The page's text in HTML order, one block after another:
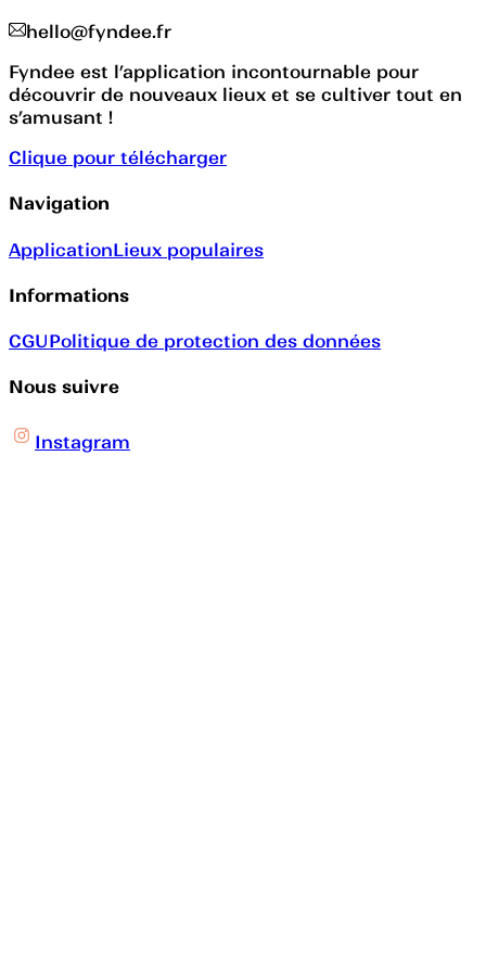
hello@fyndee.fr
Fyndee est l’application incontournable pour
découvrir de nouveaux lieux et se cultiver tout en
s’amusant !
Clique pour télécharger
Navigation
ApplicationLieux populaires
Informations
CGUPolitique de protection des données
Nous suivre
Instagram